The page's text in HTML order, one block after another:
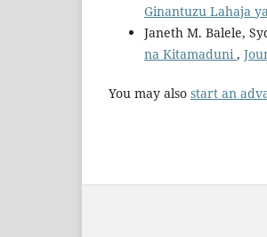
Ginantuzu Lahaja
Janeth M. Balele,
na Kitamaduni,
You may also start an